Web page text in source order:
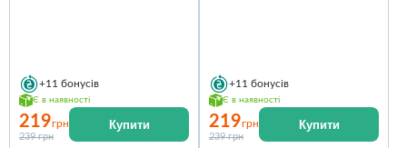
+11 бонусів
Є в наявності
219грн
239 грн
Купити
+11 бонусів
Є в наявності
219грн
239 грн
Купити